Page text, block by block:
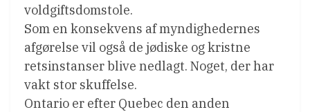
voldgiftsdomstole.
Som en konsekvens af myndighedernes
afgørelse vil også de jødiske og kristne
retsinstanser blive nedlagt. Noget, der har
vakt stor skuffelse.
Ontario er efter Quebec den anden